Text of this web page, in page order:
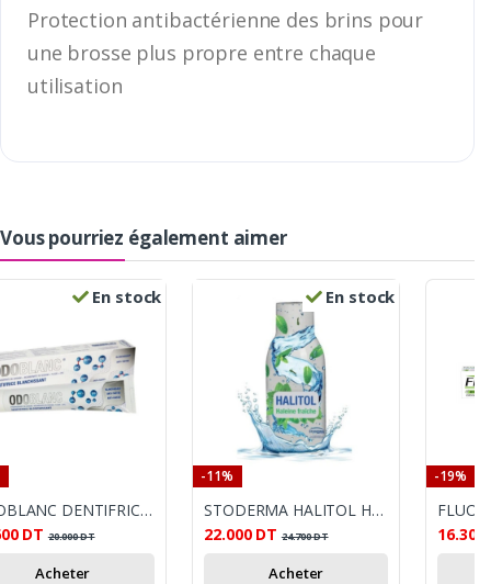
Protection antibactérienne des brins pour
une brosse plus propre entre chaque
utilisation
Vous pourriez également aimer
En stock
ODOBLANC DENTIFRICE 75 G
DT 20.000DT
Acheter
En stock
-11%
STODERMA HALITOL HALEINE FRAICHE BAIN DE BOUCHE 500ML
22.000 DT 24.700DT
Acheter
-19%
16.300